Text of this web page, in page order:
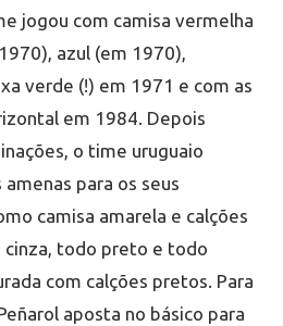
jogou com camisa vermelha
azul (em 1970),
verde (!) em 1971 e com as
em 1984. Depois
o time uruguaio
para os seus
camisa amarela e calções
todo preto e todo
com calções pretos. Para
aposta no básico para